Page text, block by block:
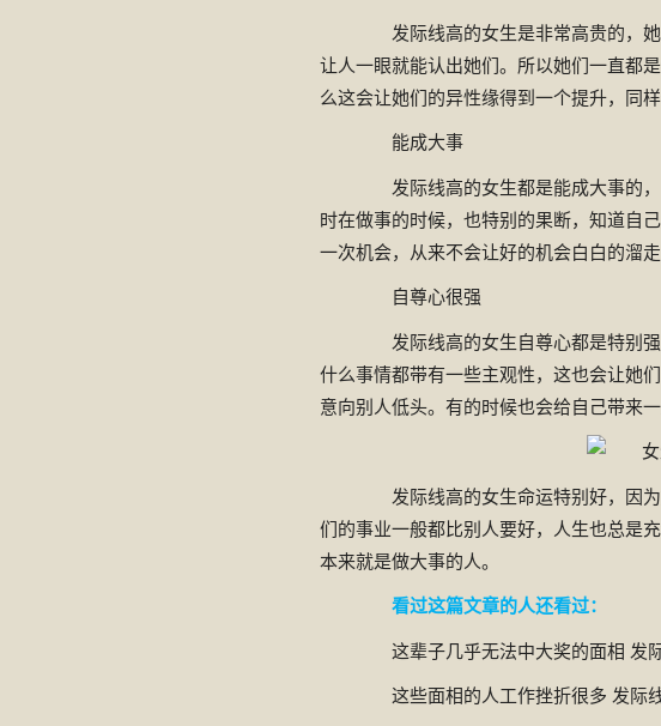
发际线高的女生是非常高贵的，她
让人一眼就能认出她们。所以她们一直都
么这会让她们的异性缘得到一个提升，同
能成大事
发际线高的女生都是能成大事的，
时在做事的时候，也特别的果断，知道自
一次机会，从来不会让好的机会白白的溜
自尊心很强
发际线高的女生自尊心都是特别强
什么事情都带有一些主观性，这也会让她
意向别人低头。有的时候也会给自己带来
发际线高的女生命运特别好，因为
们的事业一般都比别人要好，人生也总是
本来就是做大事的人。
看过这篇文章的人还看过：
这辈子几乎无法中大奖的面相 发
这些面相的人工作挫折很多 发际